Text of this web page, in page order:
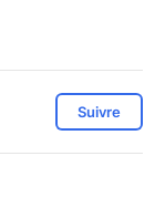
Suivre